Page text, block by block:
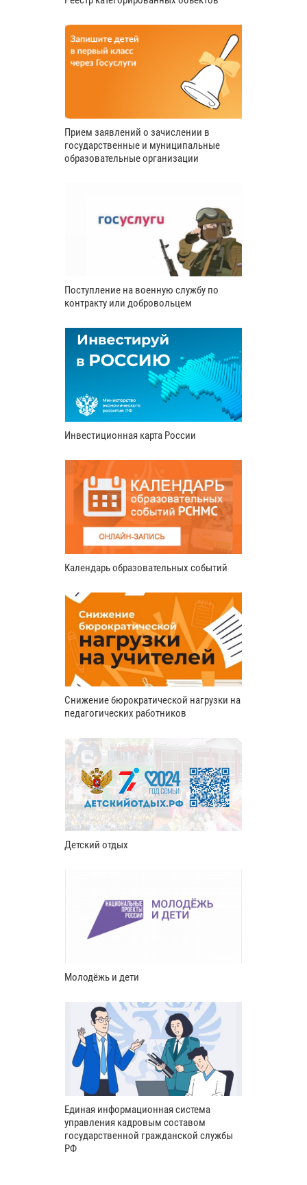
Прием заявлений о зачислении в
государственные и муниципальные
образовательные организации
Поступление на военную службу по
контракту или добровольцем
Инвестиционная карта России
Календарь образовательных событий
Снижение бюрократической нагрузки на
педагогических работников
Детский отдых
Молодёжь и дети
Единая информационная система
управления кадровым составом
государственной гражданской службы
РФ